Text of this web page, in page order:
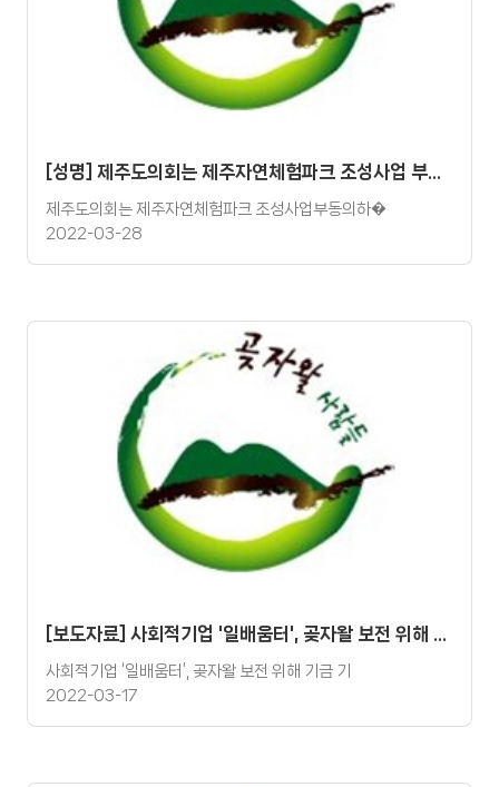
[성명] 제주도의회는 제주자연체험파크 조성사업 부동의하고 곶자왈 보전에 나서라!
제주도의회는 제주자연체험파크 조성사업부동의하�
2022-03-28
[보도자료] 사회적기업 '일배움터', 곶자왈 보전 위해 기금 기탁
사회적기업 ‘일배움터’, 곶자왈 보전 위해 기금 기
2022-03-17